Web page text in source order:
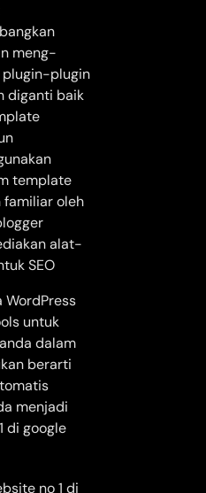
meng-
plugin-plugin
diganti baik
template
familiar oleh
alat-
SEO
WordPress
untuk
dalam
berarti
menjadi
di google